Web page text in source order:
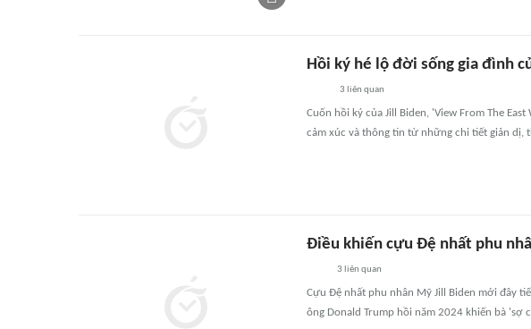
Hồi ký hé lộ đời sống gia đình
3 liên quan
Cuốn hồi ký của Jill Biden, 'View From The
cảm xúc và thông tin từ những chi tiết giản dị,
Điều khiến cựu Đệ nhất phu
3 liên quan
Cựu Đệ nhất phu nhân Mỹ Jill Biden mới đây
ông Donald Trump hồi năm 2024 khiến bà 'sợ